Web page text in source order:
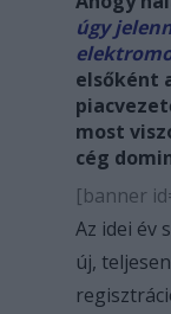
úgy
elsőként
most
cég
[banner
Az idei év
új,